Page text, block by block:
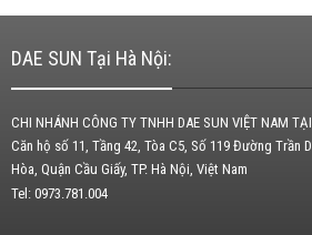
DAE SUN Tại Hà Nội:
CHI NHÁNH CÔNG TY TNHH DAE SUN VIỆT NAM
Căn hộ số 11, Tầng 42, Tòa C5, Số 119 Đường Trần
Hòa, Quận Cầu Giấy, TP. Hà Nội, Việt Nam
Tel: 0973.781.004